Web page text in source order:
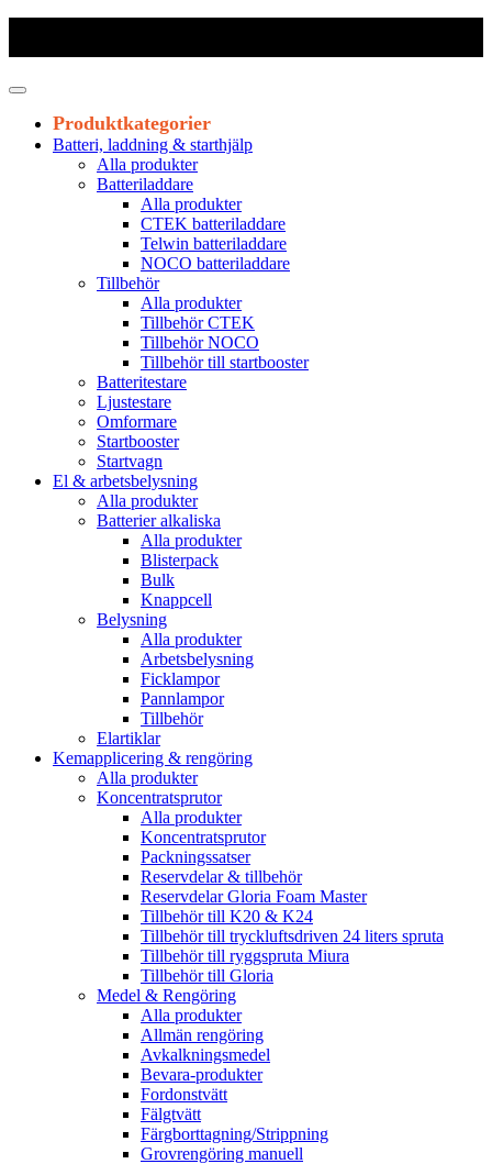
Produktkategorier
Batteri, laddning & starthjälp
Alla produkter
Batteriladdare
Alla produkter
CTEK batteriladdare
Telwin batteriladdare
NOCO batteriladdare
Tillbehör
Alla produkter
Tillbehör CTEK
Tillbehör NOCO
Tillbehör till startbooster
Batteritestare
Ljustestare
Omformare
Startbooster
Startvagn
El & arbetsbelysning
Alla produkter
Batterier alkaliska
Alla produkter
Blisterpack
Bulk
Knappcell
Belysning
Alla produkter
Arbetsbelysning
Ficklampor
Pannlampor
Tillbehör
Elartiklar
Kemapplicering & rengöring
Alla produkter
Koncentratsprutor
Alla produkter
Koncentratsprutor
Packningssatser
Reservdelar & tillbehör
Reservdelar Gloria Foam Master
Tillbehör till K20 & K24
Tillbehör till tryckluftsdriven 24 liters spruta
Tillbehör till ryggspruta Miura
Tillbehör till Gloria
Medel & Rengöring
Alla produkter
Allmän rengöring
Avkalkningsmedel
Bevara-produkter
Fordonstvätt
Fälgtvätt
Färgborttagning/Strippning
Grovrengöring manuell